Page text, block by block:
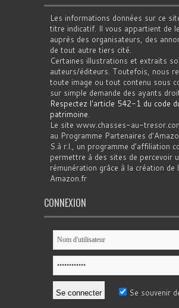
Les informations données sur ce
titre indicatif. Il vous appartient de
auprès des organisateurs, des
de tout autre tiers cité.
Certaines illustrations et extraits
auteurs/éditeurs. Toutefois, nous
toute image ou tout contenu sous
sur simple demande des ayants
Respectez l'article 542-1 du code
patrimoine.
Le site www.chasses-au-
au Programme Partenaires
S.à r.l., un programme d’affiliation
permettre à des sites de percevoir
rémunération grâce à la création de
Amazon.fr
CONNEXION
Se souvenir